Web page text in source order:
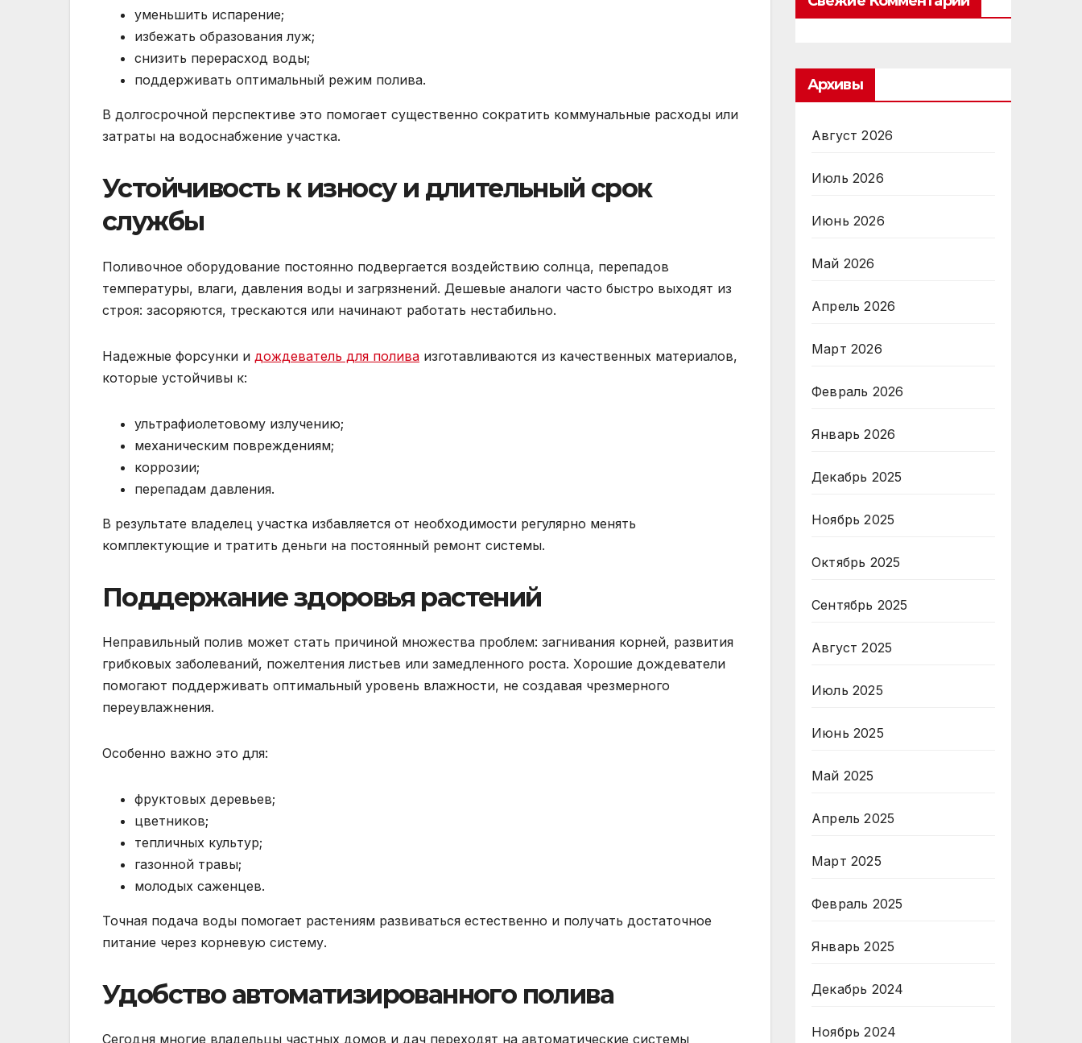
уменьшить испарение;
избежать образования луж;
снизить перерасход воды;
поддерживать оптимальный режим полива.
В долгосрочной перспективе это помогает существенно сократить коммунальные расходы или
затраты на водоснабжение участка.
Устойчивость к износу и длительный срок
службы
Поливочное оборудование постоянно подвергается воздействию солнца, перепадов
температуры, влаги, давления воды и загрязнений. Дешевые аналоги часто быстро выходят из
строя: засоряются, трескаются или начинают работать нестабильно.
Надежные форсунки и дождеватель для полива изготавливаются из качественных материалов,
которые устойчивы к:
ультрафиолетовому излучению;
механическим повреждениям;
коррозии;
перепадам давления.
В результате владелец участка избавляется от необходимости регулярно менять
комплектующие и тратить деньги на постоянный ремонт системы.
Поддержание здоровья растений
Неправильный полив может стать причиной множества проблем: загнивания корней, развития
грибковых заболеваний, пожелтения листьев или замедленного роста. Хорошие дождеватели
помогают поддерживать оптимальный уровень влажности, не создавая чрезмерного
переувлажнения.
Особенно важно это для:
фруктовых деревьев;
цветников;
тепличных культур;
газонной травы;
молодых саженцев.
Точная подача воды помогает растениям развиваться естественно и получать достаточное
питание через корневую систему.
Удобство автоматизированного полива
Сегодня многие владельцы частных домов и дач переходят на автоматические системы
Архивы
Август 2026
Июль 2026
Июнь 2026
Май 2026
Апрель 2026
Март 2026
Февраль 2026
Январь 2026
Декабрь 2025
Ноябрь 2025
Октябрь 2025
Сентябрь 2025
Август 2025
Июль 2025
Июнь 2025
Май 2025
Апрель 2025
Март 2025
Февраль 2025
Январь 2025
Декабрь 2024
Ноябрь 2024